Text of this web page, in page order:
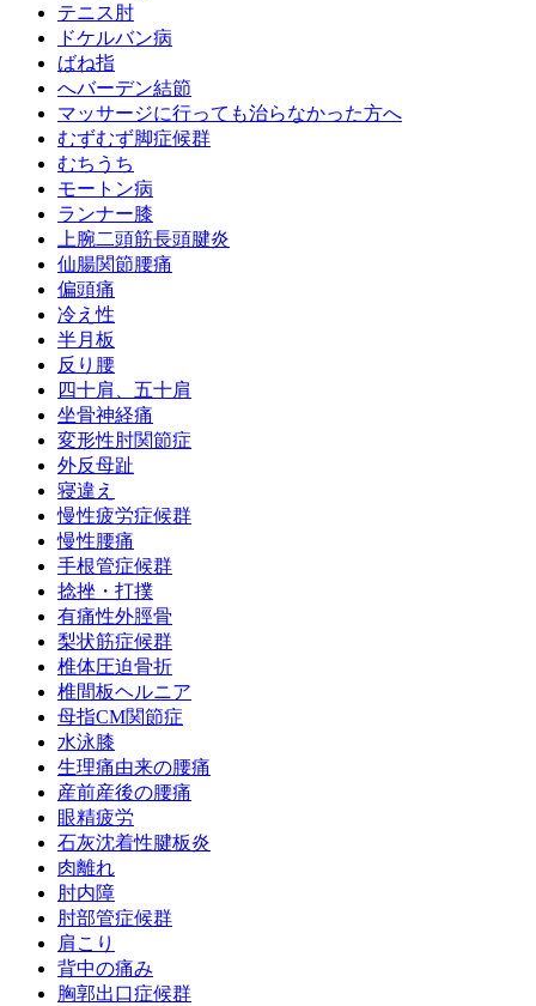
テニス肘
ドケルバン病
ばね指
へバーデン結節
マッサージに行っても治らなかった方へ
むずむず脚症候群
むちうち
モートン病
ランナー膝
上腕二頭筋長頭腱炎
仙腸関節腰痛
偏頭痛
冷え性
半月板
反り腰
四十肩、五十肩
坐骨神経痛
変形性肘関節症
外反母趾
寝違え
慢性疲労症候群
慢性腰痛
手根管症候群
捻挫・打撲
有痛性外脛骨
梨状筋症候群
椎体圧迫骨折
椎間板ヘルニア
母指CM関節症
水泳膝
生理痛由来の腰痛
産前産後の腰痛
眼精疲労
石灰沈着性腱板炎
肉離れ
肘内障
肘部管症候群
肩こり
背中の痛み
胸郭出口症候群